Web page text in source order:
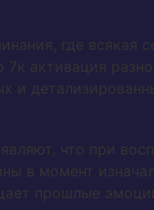
где всякая
активация
и
что при
в момент
прошлые